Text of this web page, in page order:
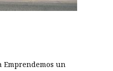
Emprendemos un